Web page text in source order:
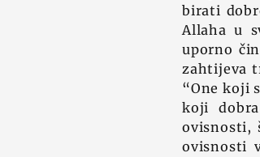
birati
Allaha u
uporno
zahtijeva
“One koji
koji
ovisnosti,
ovisnosti